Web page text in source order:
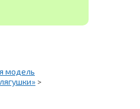
модель
>